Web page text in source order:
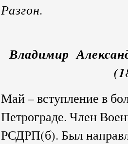
Разгон.
Владимир
Май – вступление в
Петрограде. Член
РСДРП(б). Был